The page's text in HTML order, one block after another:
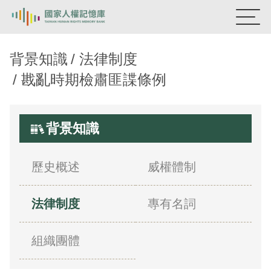
熱門關鍵字：陳孟和 李舜治 鹿窟事件
主題探索
背景知識
意見信箱
背景知識
法律制度
戡亂時期檢肅匪諜條例
背景知識
歷史概述 威權體制
法律制度 專有名詞
組織團體